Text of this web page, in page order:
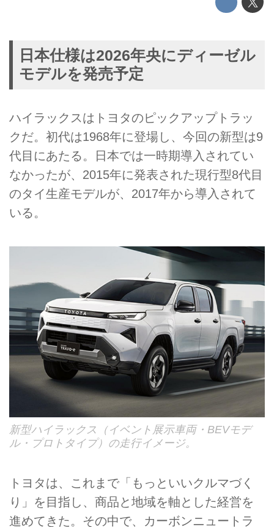
日本仕様は2026年央にディーゼル
モデルを発売予定
ハイラックスはトヨタのピックアップトラッ
クだ。初代は1968年に登場し、今回の新型は9
代目にあたる。日本では一時期導入されてい
なかったが、2015年に発表された現行型8代目
のタイ生産モデルが、2017年から導入されて
いる。
新型ハイラックス（イベント展示車両・BEVモデ
ル・プロトタイプ）の走行イメージ。
トヨタは、これまで「もっといいクルマづく
り」を目指し、商品と地域を軸とした経営を
進めてきた。その中で、カーボンニュートラ